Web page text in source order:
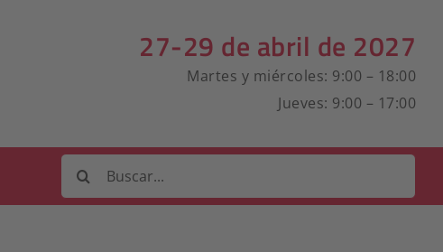
27-29 de abril de 2027
Martes y miércoles: 9:00 – 18:00
Jueves: 9:00 – 17:00
Buscar: